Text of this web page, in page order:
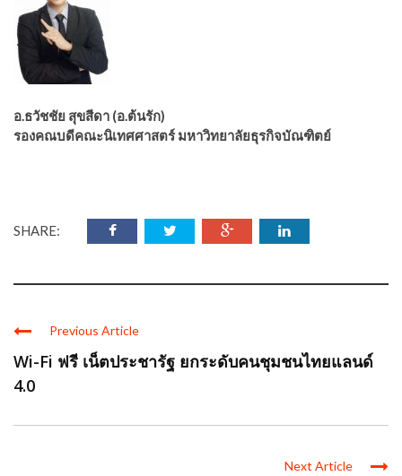
อ.ธวัชชัย สุขสีดา (อ.ต้นรัก)
รองคณบดีคณะนิเทศศาสตร์ มหาวิทยาลัยธุรกิจบัณฑิตย์
SHARE:
Previous Article
Wi-Fi ฟรี เน็ตประชารัฐ ยกระดับคนชุมชนไทยแลนด์
4.0
Next Article